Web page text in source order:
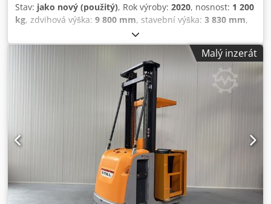
Stav: jako nový (použitý), Rok výroby: 2020, nosnost: 1 200
kg, zdvihová výška: 9 800 mm, stavební výška: 3 830 mm,
, typ paliva:
stožáru:triplex, Výrobce + model: JUNGHEINRICH EKS 412 s
Stožár: Z + i - 3F9800 ID: 25114.5387 Kategorie: Použité
Stožár: Triplex (3F) Snížená výška: 3830 mm Výška zdvihu:
9800 mm Nosnost: 1200 kg Výška plošiny: 9000 mm
Pickovací výška: 10600 mm Csdozq Uixjpfx Am Eorf
Inicializace: Ano Šířka kabiny: 1300 mm Rok výroby: 2020
Motohodiny: 4672 h Kapacita: 48 V / 620 Ah Možnosti: -
Triplex stožár - FFL - BEZPEČNOSTNÍ dveře s funkcí
naklápění!! - PSA - Modré osvětlení (blue spot) -
Nastavitelné vidlice - Indukční / vodičové navádění
Malý inzerát